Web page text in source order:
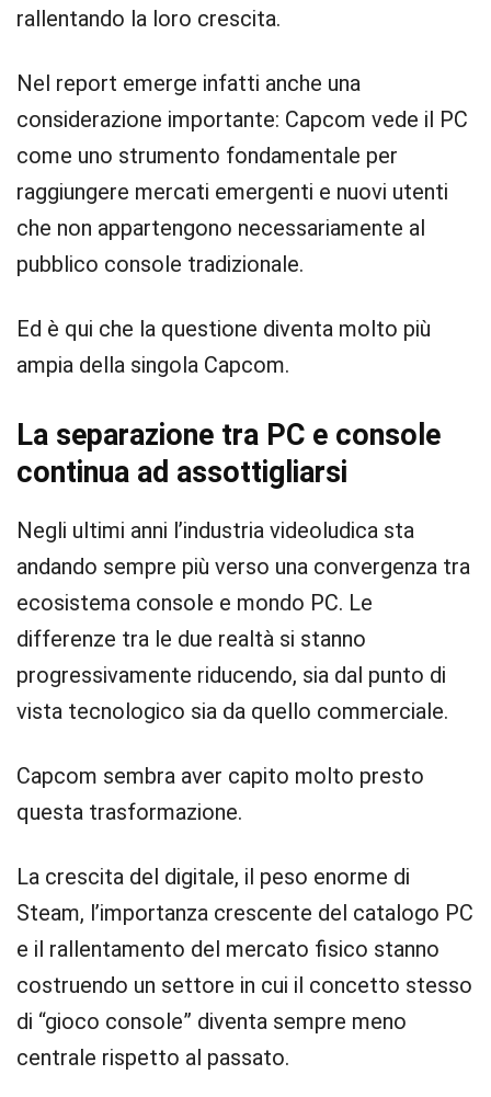
rallentando la loro crescita.
Nel report emerge infatti anche una
considerazione importante: Capcom vede il PC
come uno strumento fondamentale per
raggiungere mercati emergenti e nuovi utenti
che non appartengono necessariamente al
pubblico console tradizionale.
Ed è qui che la questione diventa molto più
ampia della singola Capcom.
La separazione tra PC e console
continua ad assottigliarsi
Negli ultimi anni l’industria videoludica sta
andando sempre più verso una convergenza tra
ecosistema console e mondo PC. Le
differenze tra le due realtà si stanno
progressivamente riducendo, sia dal punto di
vista tecnologico sia da quello commerciale.
Capcom sembra aver capito molto presto
questa trasformazione.
La crescita del digitale, il peso enorme di
Steam, l’importanza crescente del catalogo PC
e il rallentamento del mercato fisico stanno
costruendo un settore in cui il concetto stesso
di “gioco console” diventa sempre meno
centrale rispetto al passato.